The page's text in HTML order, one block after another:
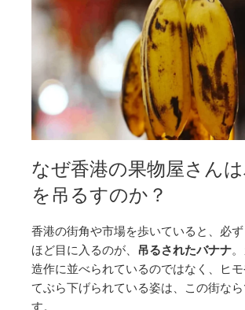
なぜ香港の果物屋さん
を吊るすのか？
香港の街角や市場を歩いていると、必
ほど目に入るのが、 吊るされたバナナ
造作に並べられているのではなく、ヒ
てぶら下げられている姿は、この街な
す。